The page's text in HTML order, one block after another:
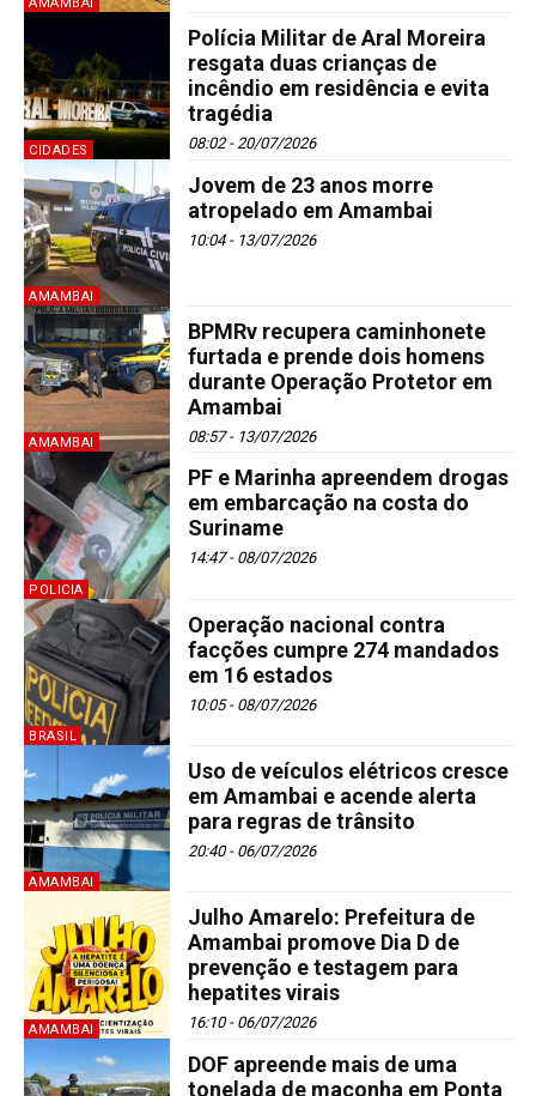
AMAMBAI
CIDADES
Polícia Militar de Aral Moreira
resgata duas crianças de
incêndio em residência e evita
tragédia
08:02 - 20/07/2026
AMAMBAI
Jovem de 23 anos morre
atropelado em Amambai
10:04 - 13/07/2026
AMAMBAI
BPMRv recupera caminhonete
furtada e prende dois homens
durante Operação Protetor em
Amambai
08:57 - 13/07/2026
POLICIA
PF e Marinha apreendem drogas
em embarcação na costa do
Suriname
14:47 - 08/07/2026
BRASIL
Operação nacional contra
facções cumpre 274 mandados
em 16 estados
10:05 - 08/07/2026
AMAMBAI
Uso de veículos elétricos cresce
em Amambai e acende alerta
para regras de trânsito
20:40 - 06/07/2026
AMAMBAI
Julho Amarelo: Prefeitura de
Amambai promove Dia D de
prevenção e testagem para
hepatites virais
16:10 - 06/07/2026
DOF apreende mais de uma
tonelada de maconha em Ponta